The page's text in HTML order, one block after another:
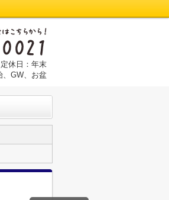
休日：年末
、GW、お盆